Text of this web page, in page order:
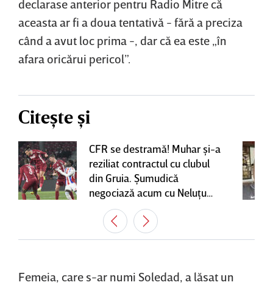
declarase anterior pentru Radio Mitre că
aceasta ar fi a doua tentativă - fără a preciza
când a avut loc prima -, dar că ea este „în
afara oricărui pericol”.
Citește și
CFR se destramă! Muhar şi-a
reziliat contractul cu clubul
din Gruia. Şumudică
negociază acum cu Neluţu
Varga, care mai are o
variantă pentru banca tehnică
| EXCLUSIV
Femeia, care s-ar numi Soledad, a lăsat un